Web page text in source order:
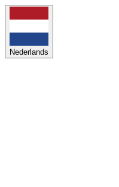
Nederlands